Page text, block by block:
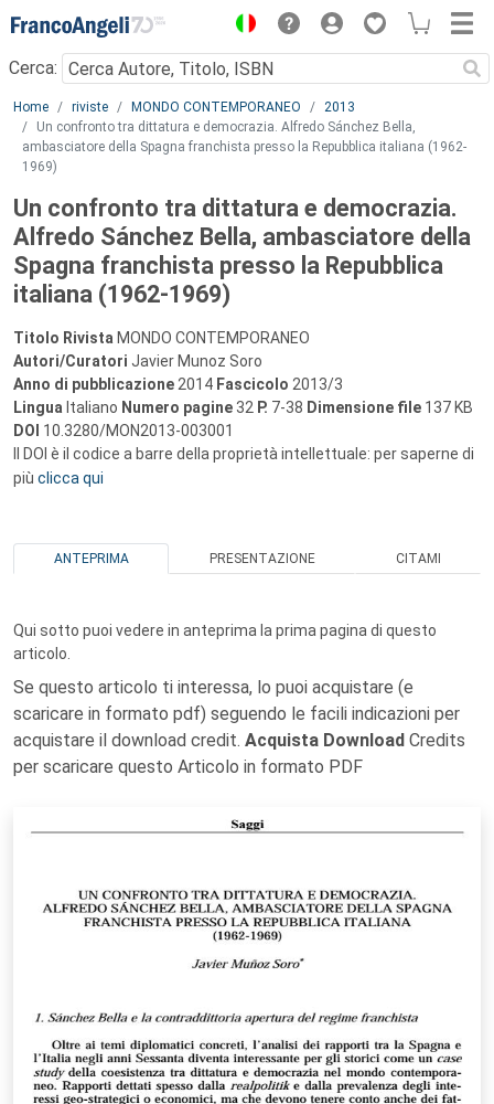
Menu
Cerca:
Main content
Home riviste MONDO CONTEMPORANEO
2013
Un confronto tra dittatura e democrazia. Alfredo Sánchez Bella,
ambasciatore della Spagna franchista presso la Repubblica italiana (1962-
1969)
Un confronto tra dittatura e democrazia.
Alfredo Sánchez Bella, ambasciatore della
Spagna franchista presso la Repubblica
italiana (1962-1969)
Titolo Rivista MONDO CONTEMPORANEO
Autori/Curatori Javier Munoz Soro
Anno di pubblicazione 2014 Fascicolo 2013/3
Lingua Italiano Numero pagine 32 P. 7-38 Dimensione file 137 KB
DOI 10.3280/MON2013-003001
Il DOI è il codice a barre della proprietà intellettuale: per saperne di
più clicca qui
ANTEPRIMA PRESENTAZIONE CITAMI
Qui sotto puoi vedere in anteprima la prima pagina di questo
articolo.
Se questo articolo ti interessa, lo puoi acquistare (e
scaricare in formato pdf) seguendo le facili indicazioni per
acquistare il download credit. Acquista Download Credits
per scaricare questo Articolo in formato PDF